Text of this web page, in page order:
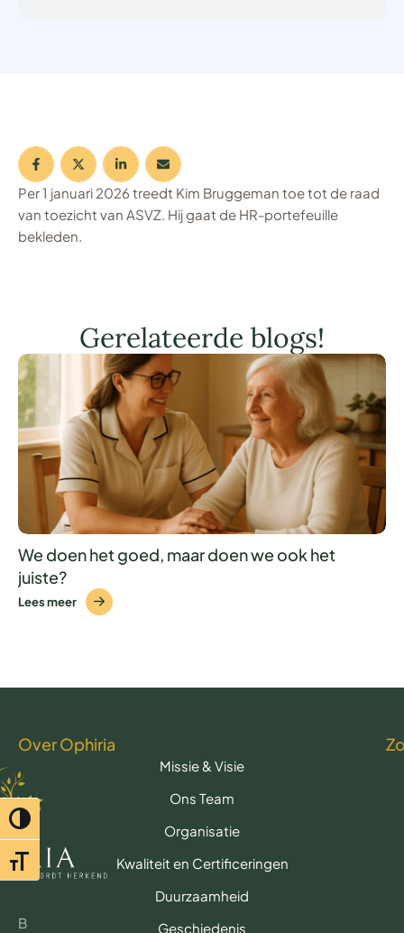
Toggle hoog contrast
Toggle lettertypegrootte
Per 1 januari 2026 treedt Kim Bruggeman toe tot de raad
van toezicht van ASVZ. Hij gaat de HR-portefeuille
bekleden.
Gerelateerde blogs!
We doen het goed, maar doen we ook het
juiste?
Lees meer
B
Over Ophiria
Missie & Visie
Ons Team
Organisatie
Kwaliteit en Certificeringen
Duurzaamheid
Geschiedenis